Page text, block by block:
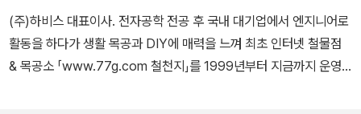
(주)하비스 대표이사. 전자공학 전공 후 국내 대기업에서 엔지니어로
활동을 하다가 생활 목공과 DIY에 매력을 느껴 최초 인터넷 철물점
& 목공소 「www.77g.com 철천지」를 1999년부터 지금까지 운영